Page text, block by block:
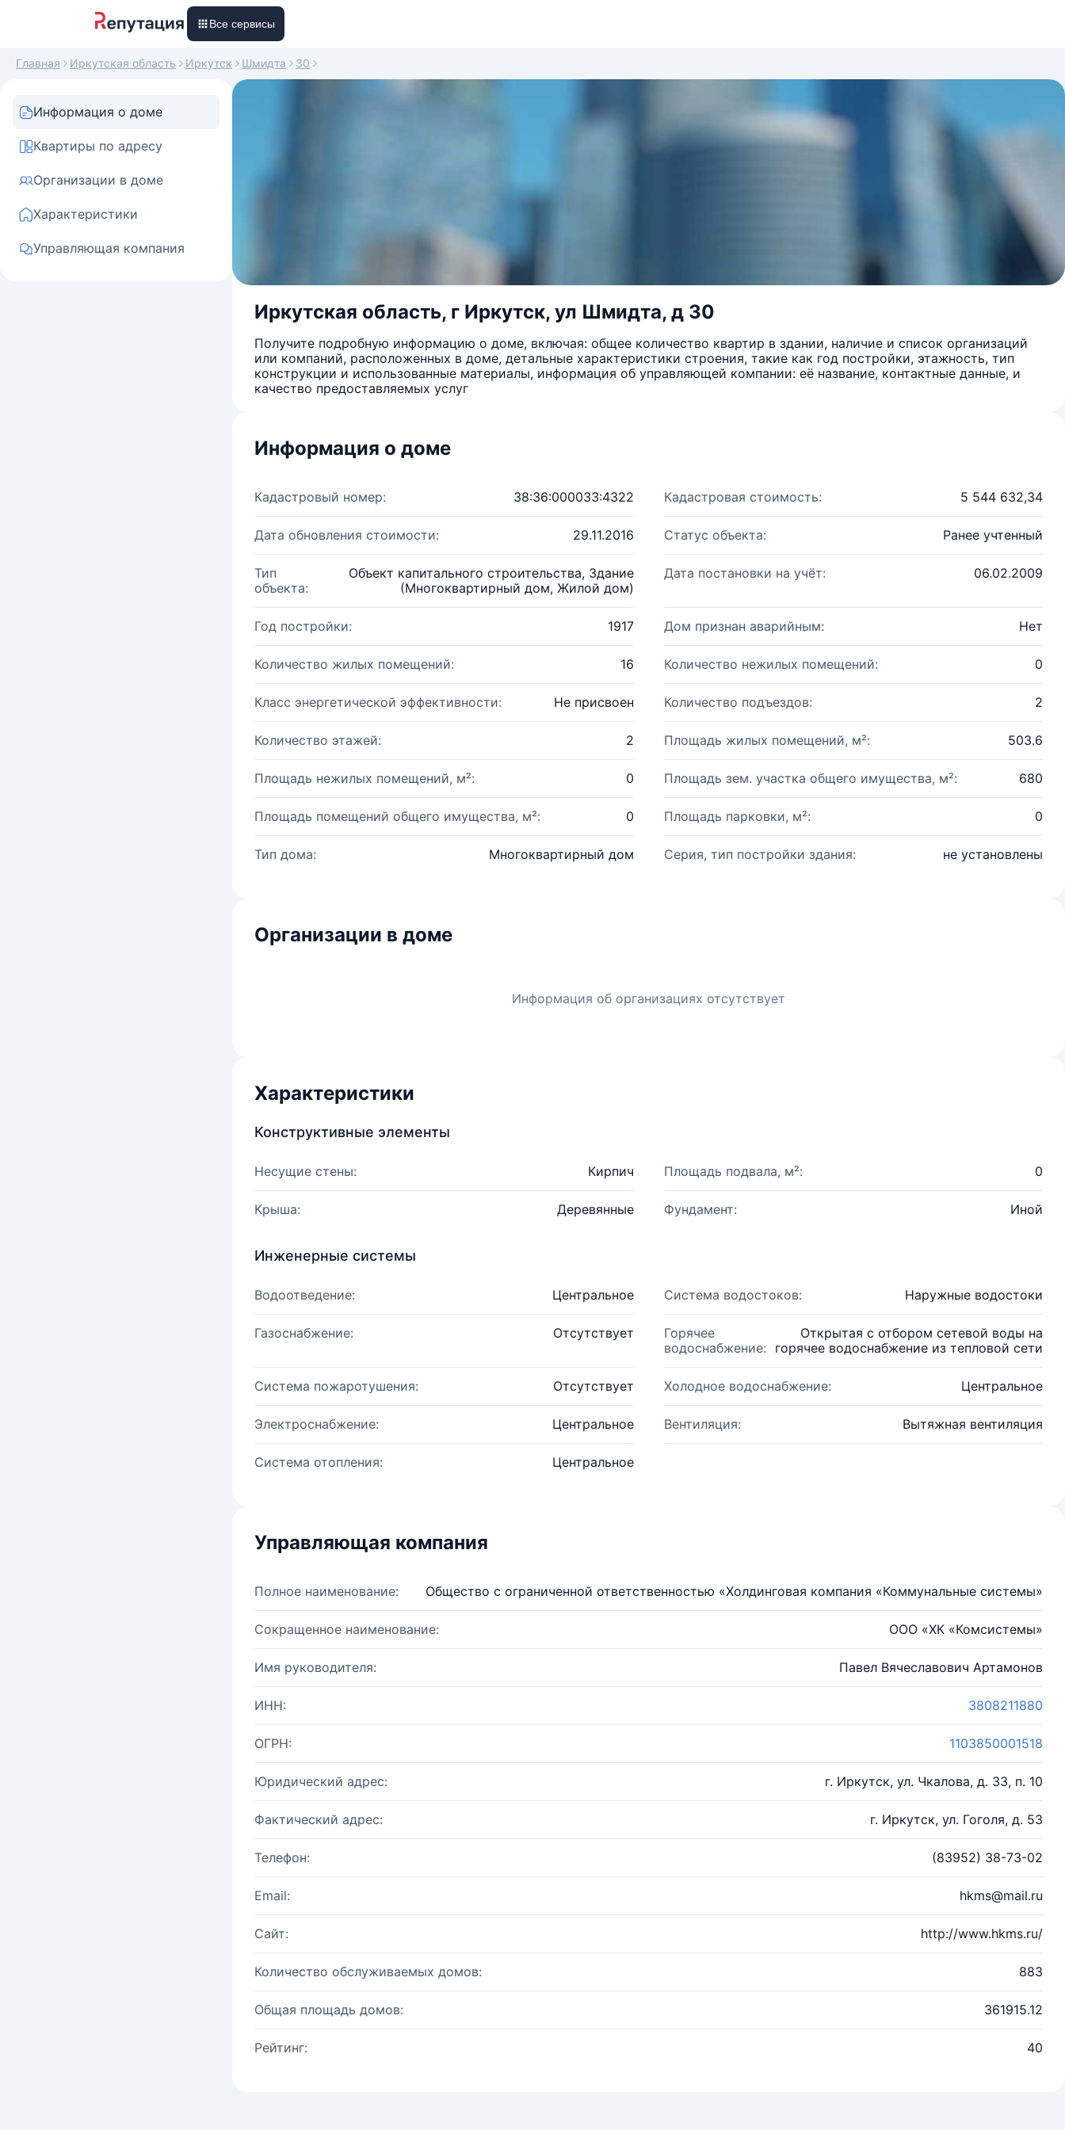
Все сервисы
Главная Иркутская область Иркутск Шмидта 30
Информация о доме
Квартиры по адресу
Организации в доме
Характеристики
Управляющая компания
Иркутская область, г Иркутск, ул Шмидта, д 30
Получите подробную информацию о доме, включая: общее количество квартир в здании, наличие и список организаций
или компаний, расположенных в доме, детальные характеристики строения, такие как год постройки, этажность, тип
конструкции и использованные материалы, информация об управляющей компании: её название, контактные данные, и
качество предоставляемых услуг
Информация о доме
Кадастровый номер: 38:36:000033:4322 Кадастровая стоимость: 5 544 632,34
Дата обновления стоимости: 29.11.2016 Статус объекта: Ранее учтенный
Тип
объекта:
Объект капитального строительства, Здание
(Многоквартирный дом, Жилой дом)
Дата постановки на учёт: 06.02.2009
Год постройки: 1917 Дом признан аварийным: Нет
Количество жилых помещений: 16 Количество нежилых помещений: 0
Класс энергетической эффективности: Не присвоен Количество подъездов: 2
Количество этажей: 2 Площадь жилых помещений, м²: 503.6
Площадь нежилых помещений, м²: 0 Площадь зем. участка общего имущества, м²: 680
Площадь помещений общего имущества, м²: 0 Площадь парковки, м²: 0
Тип дома: Многоквартирный дом Серия, тип постройки здания: не установлены
Организации в доме
Информация об организациях отсутствует
Характеристики
Конструктивные элементы
Несущие стены: Кирпич Площадь подвала, м²: 0
Крыша: Деревянные Фундамент: Иной
Инженерные системы
Водоотведение: Центральное Система водостоков: Наружные водостоки
Газоснабжение: Отсутствует
Горячее
водоснабжение:
Открытая с отбором сетевой воды на
горячее водоснабжение из тепловой сети
Система пожаротушения: Отсутствует Холодное водоснабжение: Центральное
Электроснабжение: Центральное Вентиляция: Вытяжная вентиляция
Система отопления: Центральное
Управляющая компания
Полное наименование: Общество с ограниченной ответственностью «Холдинговая компания «Коммунальные системы»
Сокращенное наименование: ООО «ХК «Комсистемы»
Имя руководителя: Павел Вячеславович Артамонов
ИНН: 3808211880
ОГРН: 1103850001518
Юридический адрес: г. Иркутск, ул. Чкалова, д. 33, п. 10
Фактический адрес: г. Иркутск, ул. Гоголя, д. 53
Телефон: (83952) 38-73-02
Email: hkms@mail.ru
Сайт: http://www.hkms.ru/
Количество обслуживаемых домов: 883
Общая площадь домов: 361915.12
Рейтинг: 40